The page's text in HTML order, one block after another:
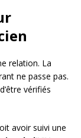
relation. La
ne passe pas.
vérifiés
avoir suivi une